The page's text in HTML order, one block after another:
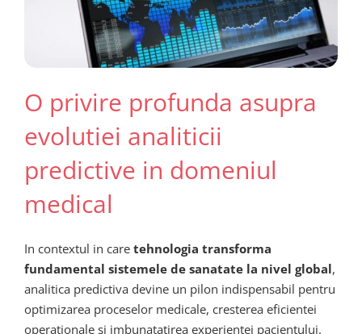
O privire profunda asupra
evolutiei analiticii
predictive in domeniul
medical
In contextul in care tehnologia transforma
fundamental sistemele de sanatate la nivel global,
analitica predictiva devine un pilon indispensabil pentru
optimizarea proceselor medicale, cresterea eficientei
operationale si imbunatatirea experientei pacientului.